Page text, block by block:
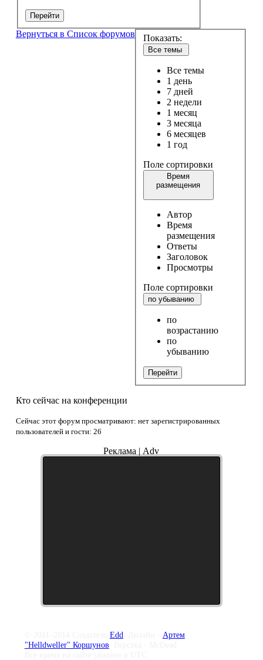
Перейти
Вернуться в Список форумов Показать:
Все темы
Все темы
1 день
7 дней
2 недели
1 месяц
3 месяца
6 месяцев
1 год
Поле сортировки
Время
размещения
Автор
Время
размещения
Ответы
Заголовок
Просмотры
Поле сортировки
по убыванию
по
возрастанию
по
убыванию
Перейти
Кто сейчас на конференции
Сейчас этот форум просматривают: нет зарегистрированных
пользователей и гости: 26
Реклама | Adv
Edd, Дизайн - Артем
"Helldweller" Коршунов